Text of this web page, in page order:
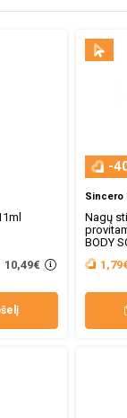
ne tik estetinę
Be to, norint, jog
tinkamai ją
ne tik savo nagais,
10,49€
-
Sincero
Nagų
BODY